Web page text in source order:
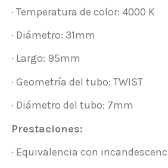
· Temperatura de color: 4000 K
· Diámetro: 31mm
· Largo: 95mm
· Geometría del tubo: TWIST
· Diámetro del tubo: 7mm
Prestaciones:
· Equivalencia con